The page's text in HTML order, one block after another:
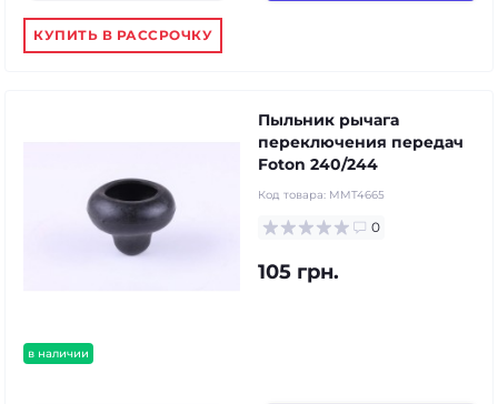
КУПИТЬ В РАССРОЧКУ
в наличии
Пыльник рычага
переключения передач
Foton 240/244
Код товара: MMT4665
0
105 грн.